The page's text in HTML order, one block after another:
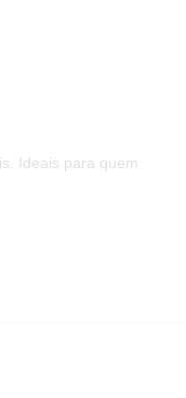
Ideais para quem